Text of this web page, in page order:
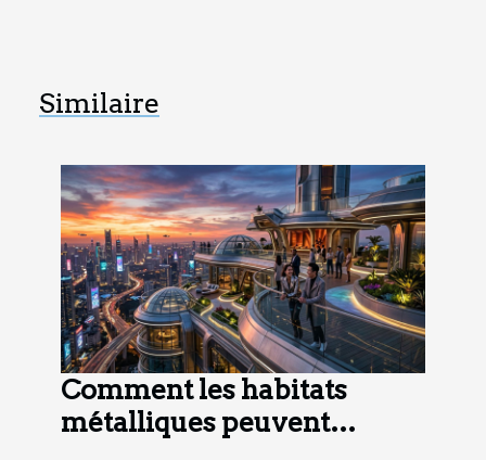
Similaire
Comment les habitats
métalliques peuvent